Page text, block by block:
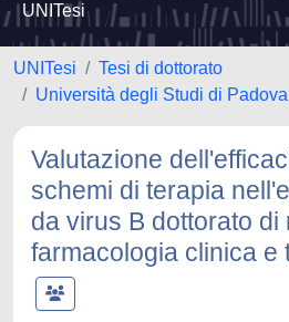
UNITesi
UNITesi
Tesi di dottorato
Università degli Studi di Padova
Valutazione
schemi di terapia
da virus B dottorato di
farmacologia clinica e